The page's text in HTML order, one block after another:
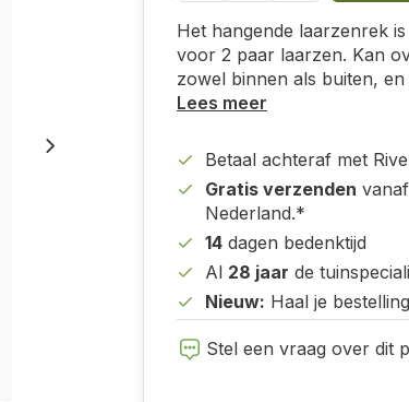
Het hangende laarzenrek
voor 2 paar laarzen. Kan
zowel binnen als buiten,
Lees meer
Betaal achteraf met
Gratis verzenden
Nederland.*
14 dagen bedenktijd
Al 28 jaar de
Nieuw: Haal je
Stel een vraag over dit